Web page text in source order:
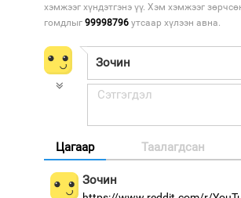
хэмжээг хүндэтгэнэ үү. Хэм хэмжээг
гомдлыг 99998796 утсаар хүлээн авна.
Цагаар Таалагдсан
Зочин